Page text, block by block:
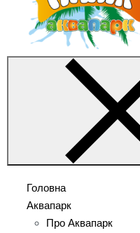
Головна
Аквапарк
Про Аквапарк